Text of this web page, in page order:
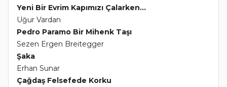
Yeni Bir Evrim Kapımızı Çalarken...
Uğur Vardan
Pedro Paramo Bir Mihenk Taşı
Sezen Ergen Breitegger
Şaka
Erhan Sunar
Çağdaş Felsefede Korku